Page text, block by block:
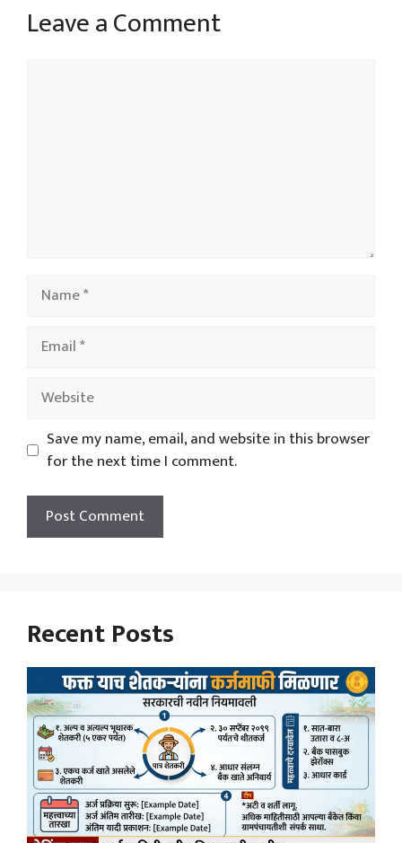
Leave a Comment
Name
Email
Website
Save my name, email, and website in this browser
for the next time I comment.
Recent Posts